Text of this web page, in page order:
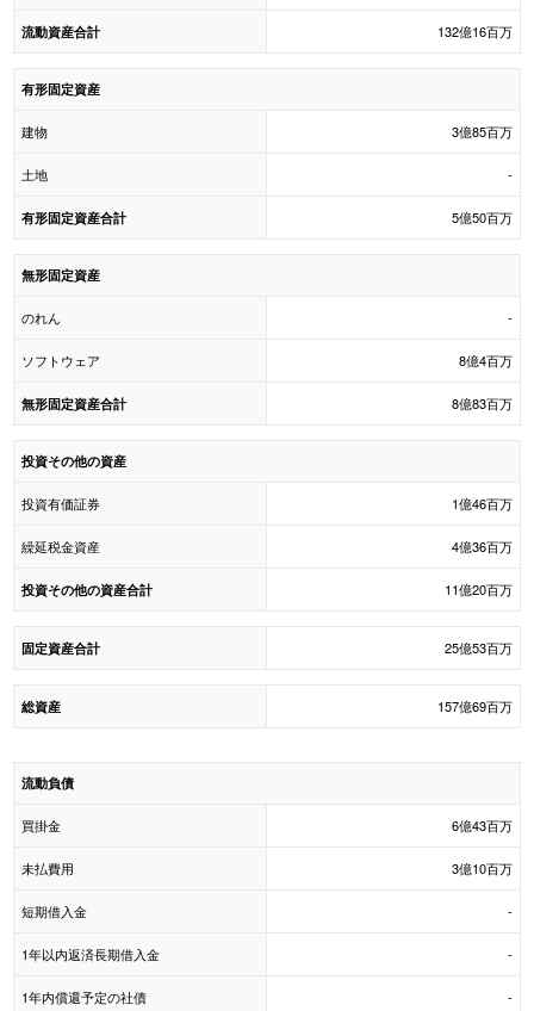
流動資産合計 132億16百万
有形固定資産
建物 3億85百万
土地 -
有形固定資産合計 5億50百万
無形固定資産
のれん -
ソフトウェア 8億4百万
無形固定資産合計 8億83百万
投資その他の資産
投資有価証券 1億46百万
繰延税金資産 4億36百万
投資その他の資産合計 11億20百万
固定資産合計 25億53百万
総資産 157億69百万
流動負債
買掛金 6億43百万
未払費用 3億10百万
短期借入金 -
1年以内返済長期借入金 -
1年内償還予定の社債 -